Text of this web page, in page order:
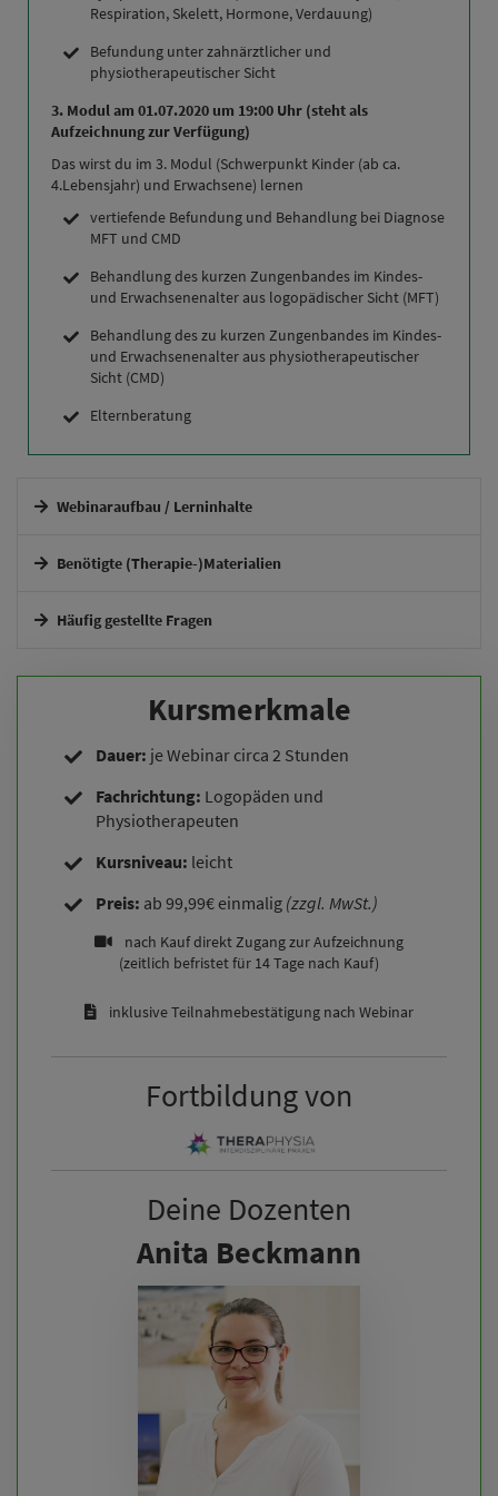
Respiration, Skelett, Hormone, Verdauung)
Befundung unter zahnärztlicher und
physiotherapeutischer Sicht
3. Modul am 01.07.2020 um 19:00 Uhr (steht als
Aufzeichnung zur Verfügung)
Das wirst du im 3. Modul (Schwerpunkt Kinder (ab ca.
4.Lebensjahr) und Erwachsene) lernen
vertiefende Befundung und Behandlung bei Diagnose
MFT und CMD
Behandlung des kurzen Zungenbandes im Kindes-
und Erwachsenenalter aus logopädischer Sicht (MFT)
Behandlung des zu kurzen Zungenbandes im Kindes-
und Erwachsenenalter aus physiotherapeutischer
Sicht (CMD)
Elternberatung
Webinaraufbau / Lerninhalte
Benötigte (Therapie-)Materialien
Häufig gestellte Fragen
einen Alternativtermin geben?
können?
Kursmerkmale
Dauer: je Webinar circa 2 Stunden
Fachrichtung: Logopäden und
Physiotherapeuten
Kursniveau: leicht
Preis: ab 99,99€ einmalig (zzgl. MwSt.)
nach Kauf direkt Zugang zur Aufzeichnung
(zeitlich befristet für 14 Tage nach Kauf)
inklusive Teilnahmebestätigung nach Webinar
Fortbildung von
Deine Dozenten
Anita Beckmann